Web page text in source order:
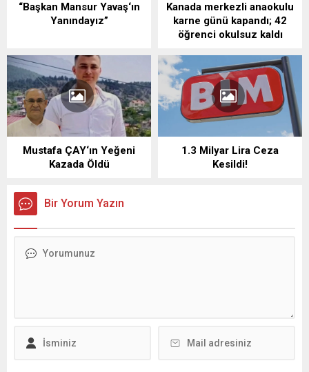
“Başkan Mansur Yavaş‘ın
Yanındayız”
Kanada merkezli anaokulu
karne günü kapandı; 42
öğrenci okulsuz kaldı
Mustafa ÇAY‘ın Yeğeni
Kazada Öldü
1.3 Milyar Lira Ceza
Kesildi!
Bir Yorum Yazın